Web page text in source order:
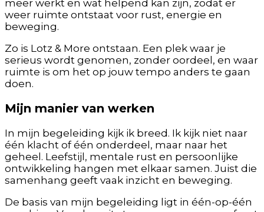
meer werkt en wat helpend kan zijn, zodat er
weer ruimte ontstaat voor rust, energie en
beweging.
Zo is Lotz & More ontstaan. Een plek waar je
serieus wordt genomen, zonder oordeel, en waar
ruimte is om het op jouw tempo anders te gaan
doen.
Mijn manier van werken
In mijn begeleiding kijk ik breed. Ik kijk niet naar
één klacht of één onderdeel, maar naar het
geheel. Leefstijl, mentale rust en persoonlijke
ontwikkeling hangen met elkaar samen. Juist die
samenhang geeft vaak inzicht en beweging.
De basis van mijn begeleiding ligt in één-op-één